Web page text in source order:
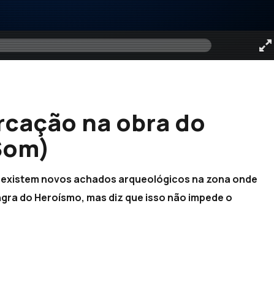
na obra do
novos achados arqueológicos na zona onde
do Heroísmo, mas diz que isso não impede o